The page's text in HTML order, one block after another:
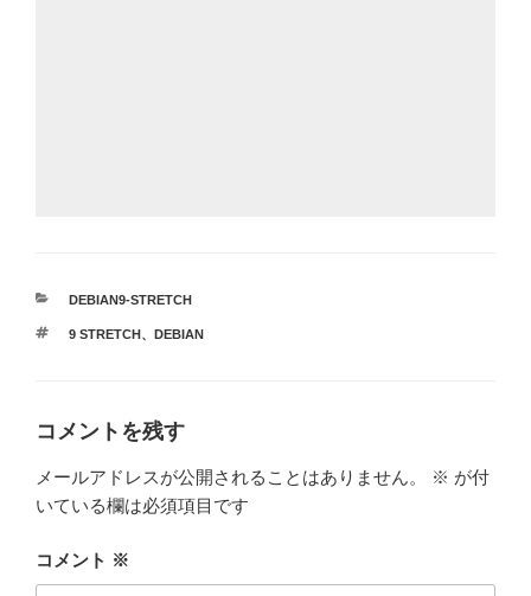
カ
ゴ
DEBIAN9-STRETCH
タ
9 STRETCH 、 DEBIAN
コメントを残す
メールアドレスが公開されることはありません。 ※ が付
いている欄は必須項目です
コメント ※